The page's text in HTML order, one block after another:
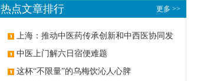
更多 >>
热点文章排行
上海：推动中医药传承创新和中西医协同发
展 中医上门解六日宿便难题
这杯“不限量”的乌梅饮沁人心脾